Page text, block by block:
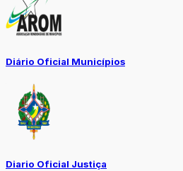
Diário Oficial Municípios
Diario Oficial Justiça